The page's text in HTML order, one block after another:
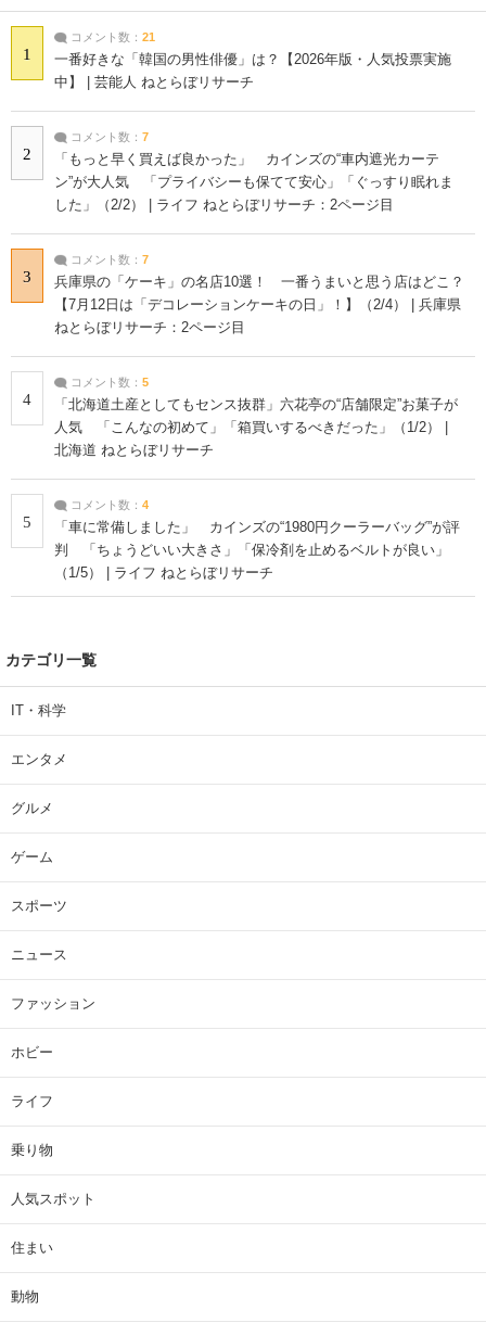
1
コメント数： 21
一番好きな「韓国の男性俳優」は？【2026年版・人気投票実施
中】 | 芸能人 ねとらぼリサーチ
2
コメント数： 7
「もっと早く買えば良かった」 カインズの“車内遮光カーテ
ン”が大人気 「プライバシーも保てて安心」「ぐっすり眠れま
した」（2/2） | ライフ ねとらぼリサーチ：2ページ目
3
コメント数： 7
兵庫県の「ケーキ」の名店10選！ 一番うまいと思う店はどこ？
【7月12日は「デコレーションケーキの日」！】（2/4） | 兵庫県
ねとらぼリサーチ：2ページ目
4
コメント数： 5
「北海道土産としてもセンス抜群」六花亭の“店舗限定”お菓子が
人気 「こんなの初めて」「箱買いするべきだった」（1/2） |
北海道 ねとらぼリサーチ
5
コメント数： 4
「車に常備しました」 カインズの“1980円クーラーバッグ”が評
判 「ちょうどいい大きさ」「保冷剤を止めるベルトが良い」
（1/5） | ライフ ねとらぼリサーチ
カテゴリ一覧
IT・科学
エンタメ
グルメ
ゲーム
スポーツ
ニュース
ファッション
ホビー
ライフ
乗り物
人気スポット
住まい
動物